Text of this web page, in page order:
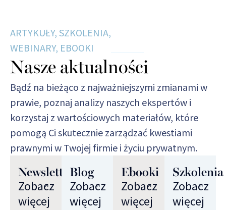
ARTYKUŁY, SZKOLENIA,
WEBINARY, EBOOKI
Nasze aktualności
Bądź na bieżąco z najważniejszymi zmianami w
prawie, poznaj analizy naszych ekspertów i
korzystaj z wartościowych materiałów, które
pomogą Ci skutecznie zarządzać kwestiami
prawnymi w Twojej firmie i życiu prywatnym.
Newsletter
Zobacz
więcej
Blog
Zobacz
więcej
Ebooki
Zobacz
więcej
Szkolenia
Zobacz
więcej